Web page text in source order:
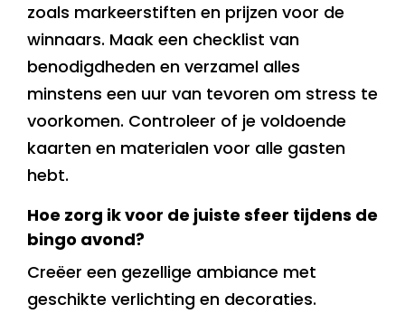
zoals markeerstiften en prijzen voor de
winnaars. Maak een checklist van
benodigdheden en verzamel alles
minstens een uur van tevoren om stress te
voorkomen. Controleer of je voldoende
kaarten en materialen voor alle gasten
hebt.
Hoe zorg ik voor de juiste sfeer tijdens de
bingo avond?
Creëer een gezellige ambiance met
geschikte verlichting en decoraties.